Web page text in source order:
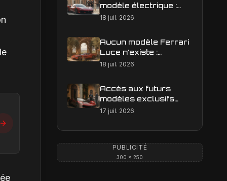
modèle électrique :
calendrier de
18 juil. 2026
Aucun modèle Ferrari
Luce n'existe :
clarification sur les
18 juil. 2026
Accès aux futurs
modèles exclusifs
Ferrari : l'achat
est-il une réalité ?
17 juil. 2026
PUBLICITÉ
300 × 250